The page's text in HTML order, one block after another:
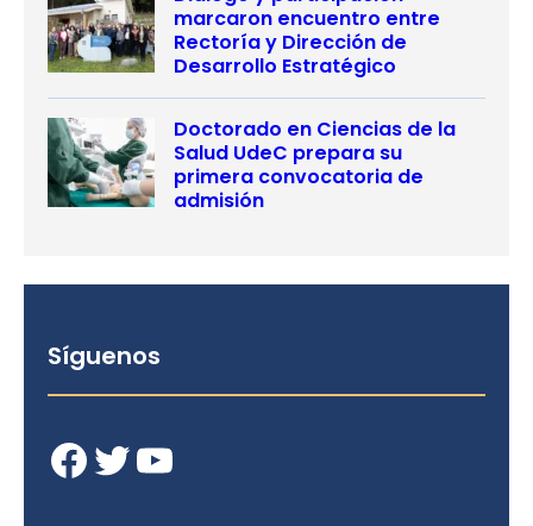
marcaron encuentro entre
Rectoría y Dirección de
Desarrollo Estratégico
Doctorado en Ciencias de la
Salud UdeC prepara su
primera convocatoria de
admisión
Síguenos
Facebook Twitter YouTube